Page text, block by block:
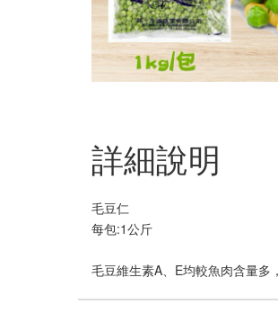
詳細說明
毛豆仁
每包:1公斤
毛豆維生素A、E均較魚肉含量